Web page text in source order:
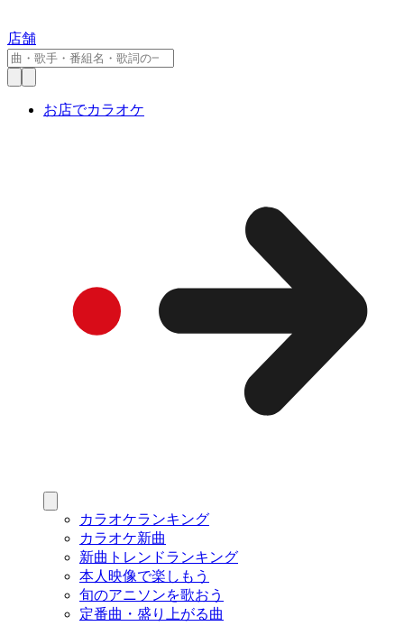
店舗
お店でカラオケ
カラオケランキング
カラオケ新曲
新曲トレンドランキング
本人映像で楽しもう
旬のアニソンを歌おう
定番曲・盛り上がる曲